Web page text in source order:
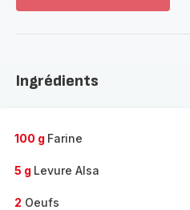
gamme
Ingrédients
100 g Farine
5 g Levure Alsa
2 Oeufs